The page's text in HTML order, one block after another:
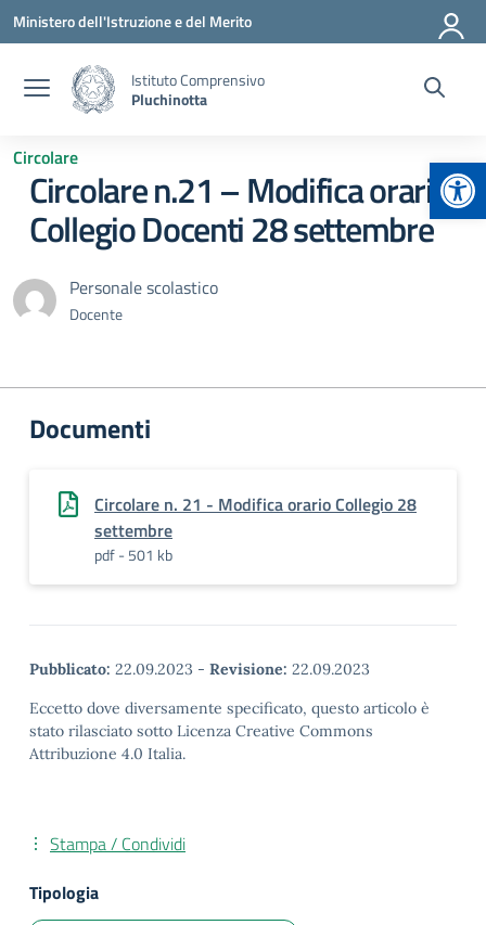
Vai ai contenuti
Vai al menu di navigazione
Vai al footer
Ministero dell'Istruzione e del Merito
Istituto Comprensivo
Pluchinotta
Circolare
Circolare n.21 – Modifica orario
Collegio Docenti 28 settembre
Personale scolastico
Docente
Documenti
Circolare n. 21 - Modifica orario Collegio 28
settembre
pdf - 501 kb
Pubblicato: 22.09.2023 - Revisione: 22.09.2023
Eccetto dove diversamente specificato, questo articolo è
stato rilasciato sotto Licenza Creative Commons
Attribuzione 4.0 Italia.
Stampa / Condividi
Tipologia